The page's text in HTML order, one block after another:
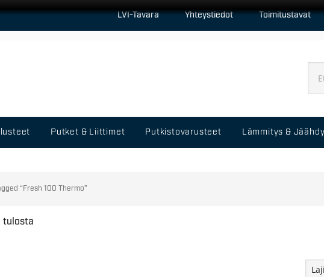
LVI-Tavara Yhteystiedot Toimitustavat
Putket & Liittimet Putkistovarusteet Lämmitys &
“Fresh 100 Thermo”
tulosta